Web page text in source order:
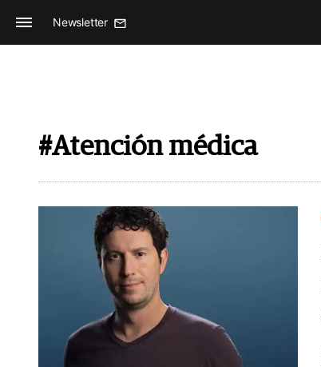
Newsletter
#Atención médica